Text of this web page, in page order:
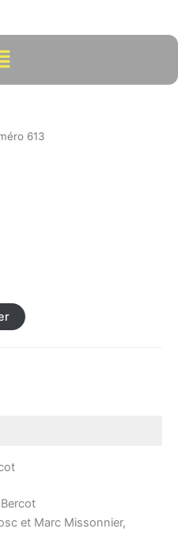
613
et Marc Missonnier,